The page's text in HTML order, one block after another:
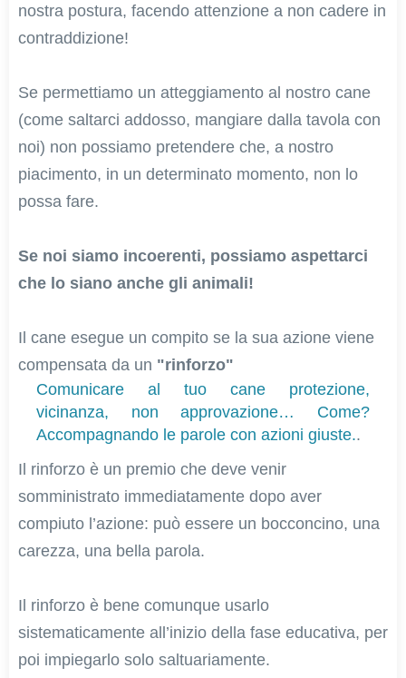
nostra postura, facendo attenzione a non cadere in
contraddizione!
Se permettiamo un atteggiamento al nostro cane
(come saltarci addosso, mangiare dalla tavola con
noi) non possiamo pretendere che, a nostro
piacimento, in un determinato momento, non lo
possa fare.
Se noi siamo incoerenti, possiamo aspettarci
che lo siano anche gli animali!
Il cane esegue un compito se la sua azione viene
compensata da un "rinforzo"
Comunicare al tuo cane protezione,
vicinanza, non approvazione… Come?
Accompagnando le parole con azioni giuste..
Il rinforzo è un premio che deve venir
somministrato immediatamente dopo aver
compiuto l’azione: può essere un bocconcino, una
carezza, una bella parola.
Il rinforzo è bene comunque usarlo
sistematicamente all’inizio della fase educativa, per
poi impiegarlo solo saltuariamente.